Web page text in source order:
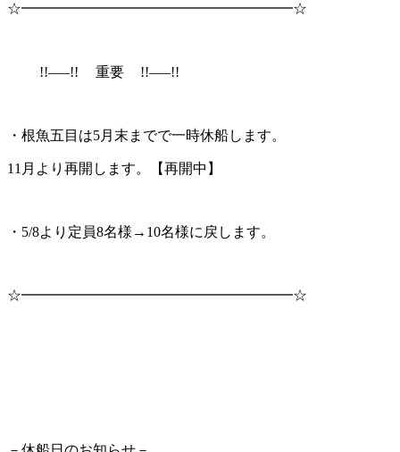
☆━━━━━━━━━━━━━━━━━━━☆
!!—–!! 重要 !!—–!!
・根魚五目は5月末までで一時休船します。
11月より再開します。【再開中】
・5/8より定員8名様→10名様に戻します。
☆━━━━━━━━━━━━━━━━━━━☆